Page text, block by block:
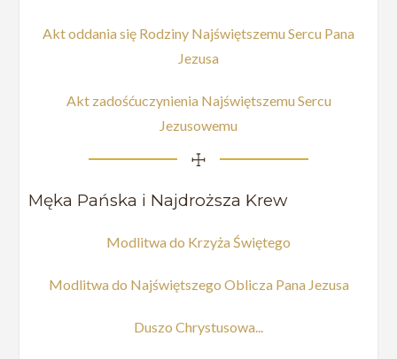
Akt oddania się Rodziny Najświętszemu Sercu Pana
Jezusa
Akt zadośćuczynienia Najświętszemu Sercu
Jezusowemu
☩
Męka Pańska i Najdroższa Krew
Modlitwa do Krzyża Świętego
Modlitwa do Najświętszego Oblicza Pana Jezusa
Duszo Chrystusowa...